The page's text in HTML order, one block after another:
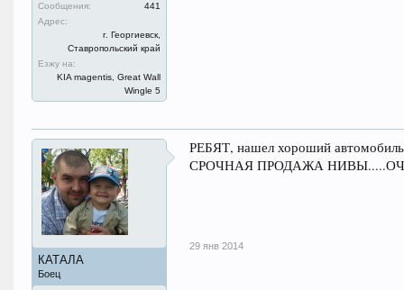
Сообщения:
441
Адрес:
г. Георгиевск,
Ставропольский край
Езжу на:
KIA magentis, Great Wall
Wingle 5
КАТАЛА
Боец
РЕБЯТ, нашел хороший
СРОЧНАЯ ПРОДАЖА
29 янв 2014